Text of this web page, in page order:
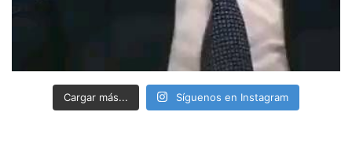
Cargar más... Síguenos en Instagram